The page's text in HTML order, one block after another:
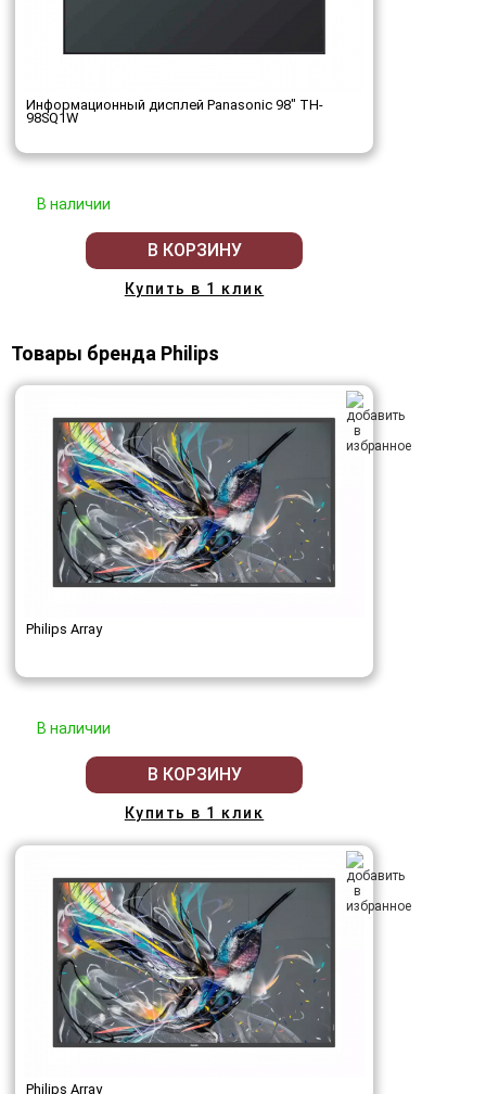
Информационный дисплей Panasonic 98" TH-
98SQ1W
В наличии
В КОРЗИНУ
Купить в 1 клик
Товары бренда Philips
Philips Array
В наличии
В КОРЗИНУ
Купить в 1 клик
Philips Array